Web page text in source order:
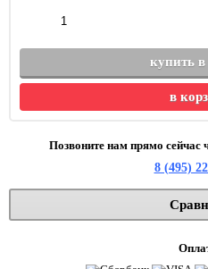
купить
в
Позвоните нам прямо
8 (495)